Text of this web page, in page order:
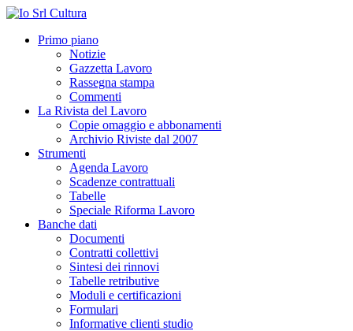
Primo piano
Notizie
Gazzetta Lavoro
Rassegna stampa
Commenti
La Rivista del Lavoro
Copie omaggio e abbonamenti
Archivio Riviste dal 2007
Strumenti
Agenda Lavoro
Scadenze contrattuali
Tabelle
Speciale Riforma Lavoro
Banche dati
Documenti
Contratti collettivi
Sintesi dei rinnovi
Tabelle retributive
Moduli e certificazioni
Formulari
Informative clienti studio